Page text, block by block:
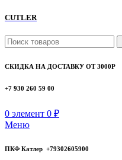
CUTLER
СКИДКА НА ДОСТАВКУ ОТ 3000Р
+7 930 260 59 00
0 элемент 0 ₽
Меню
ПКФ Катлер +79302605900